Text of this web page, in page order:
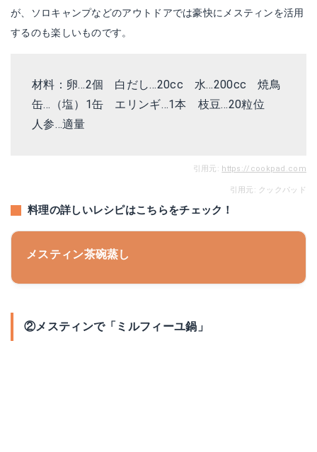
が、ソロキャンプなどのアウトドアでは豪快にメスティンを活用
するのも楽しいものです。
材料：卵…2個 白だし…20cc 水…200cc 焼鳥
缶…（塩）1缶 エリンギ…1本 枝豆…20粒位
人参…適量
引用元: https://cookpad.com
引用元: クックパッド
料理の詳しいレシピはこちらをチェック！
メスティン茶碗蒸し
②メスティンで「ミルフィーユ鍋」